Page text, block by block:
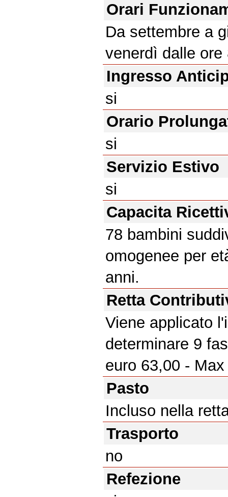
Orari
Da settembre a
venerdì dalle
Ingresso
si
Orario
si
Servizio Estivo
si
Capacita
78 bambini
omogenee per
anni.
Retta
Viene applicato
determinare 9
euro 63,00 -
Pasto
Incluso nella
Trasporto
no
Refezione